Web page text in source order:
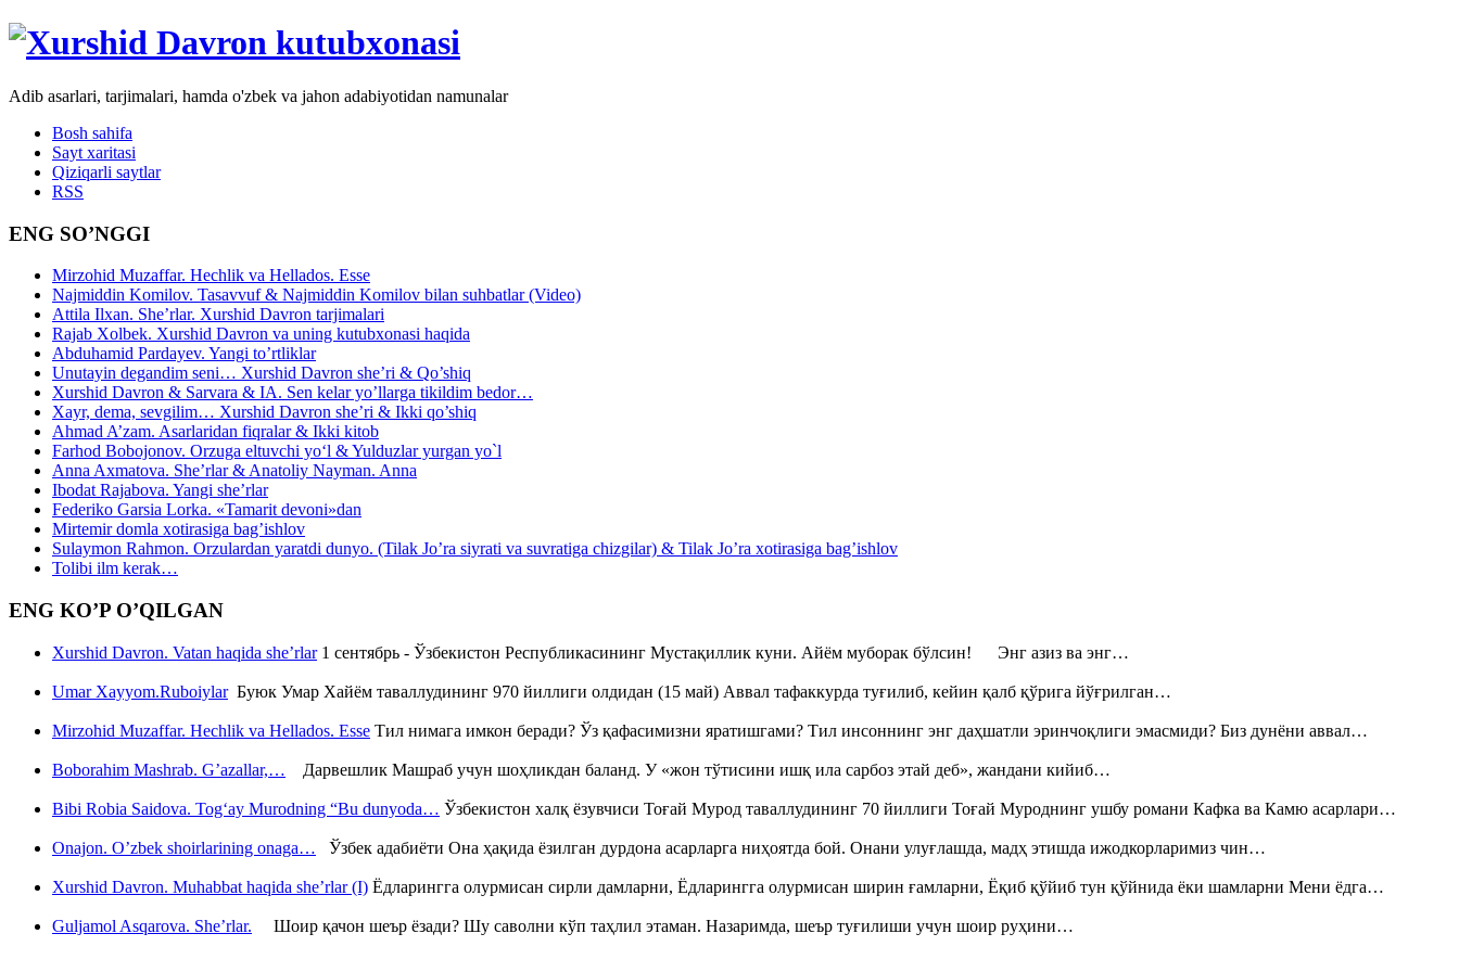
Adib asarlari, tarjimalari, hamda o'zbek va jahon adabiyotidan namunalar
Bosh sahifa
Sayt xaritasi
Qiziqarli saytlar
RSS
ENG SO’NGGI
Mirzohid Muzaffar. Hechlik va Hellados. Esse
Najmiddin Komilov. Tasavvuf & Najmiddin Komilov bilan suhbatlar (Video)
Attila Ilxan. She’rlar. Xurshid Davron tarjimalari
Rajab Xolbek. Xurshid Davron va uning kutubxonasi haqida
Abduhamid Pardayev. Yangi to’rtliklar
Unutayin degandim seni… Xurshid Davron she’ri & Qo’shiq
Xurshid Davron & Sarvara & IA. Sen kelar yo’llarga tikildim bedor…
Xayr, dema, sevgilim… Xurshid Davron she’ri & Ikki qo’shiq
Ahmad A’zam. Asarlaridan fiqralar & Ikki kitob
Farhod Bobojonov. Orzuga eltuvchi yo‘l & Yulduzlar yurgan yo`l
Anna Axmatova. She’rlar & Anatoliy Nayman. Anna
Ibodat Rajabova. Yangi she’rlar
Federiko Garsia Lorka. «Tamarit devoni»dan
Mirtemir domla xotirasiga bag’ishlov
Sulaymon Rahmon. Orzulardan yaratdi dunyo. (Tilak Jo’ra siyrati va suvratiga chizgilar) & Tilak Jo’ra xotirasiga bag’ishlov
Tolibi ilm kerak…
ENG KO’P O’QILGAN
Xurshid Davron. Vatan haqida she’rlar1 сентябрь - Ўзбекистон Республикасининг Мустақиллик куни. Айём муборак бўлсин! Энг азиз ва энг…
Umar Xayyom.RuboiylarБуюк Умар Хайём таваллудининг 970 йиллиги олдидан (15 май) Аввал тафаккурда туғилиб, кейин қалб қўрига йўғрилган…
Mirzohid Muzaffar. Hechlik va Hellados. Esse Тил нимага имкон беради? Ўз қафасимизни яратишгами? Тил инсоннинг энг даҳшатли эринчоқлиги эмасмиди? Биз дунёни аввал…
Boborahim Mashrab. G’azallar,… Дарвешлик Машраб учун шоҳликдан баланд. У «жон тўтисини ишқ ила сарбоз этай деб», жандани кийиб…
Bibi Robia Saidova. Tog‘ay Murodning “Bu dunyoda… Ўзбекистон халқ ёзувчиси Тоғай Мурод таваллудининг 70 йиллиги Тоғай Муроднинг ушбу романи Кафка ва Камю асарлари…
Onajon. O’zbek shoirlarining onaga… Ўзбек адабиёти Она ҳақида ёзилган дурдона асарларга ниҳоятда бой. Онани улуғлашда, мадҳ этишда ижодкорларимиз чин…
Xurshid Davron. Muhabbat haqida she’rlar (I) Ёдларингга олурмисан сирли дамларни, Ёдларингга олурмисан ширин ғамларни, Ёқиб қўйиб тун қўйнида ёки шамларни Мени ёдга…
Guljamol Asqarova. She’rlar. Шоир қачон шеър ёзади? Шу саволни кўп таҳлил этаман. Назаримда, шеър туғилиши учун шоир руҳини…